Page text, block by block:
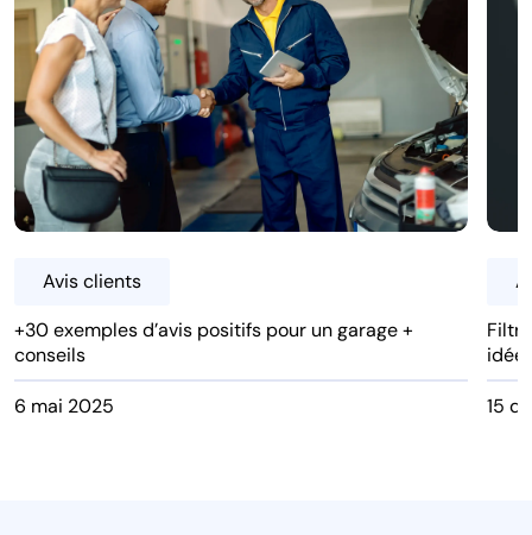
Avis clients
+30 exemples d’avis positifs pour un garage +
conseils
6 mai 2025
idée
15